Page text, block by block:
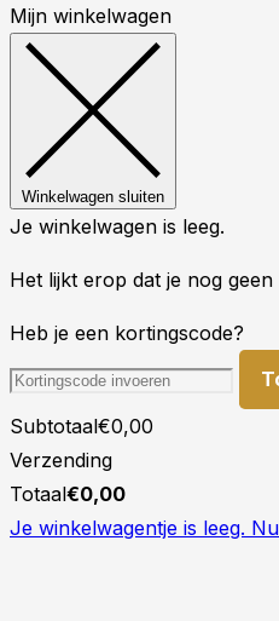
Mijn winkelwagen
Winkelwagen sluiten
Je winkelwagen is leeg.
Het lijkt erop dat je nog
Heb je een kortingscode?
Subtotaal€0,00
Verzending
Totaal€0,00
Je winkelwagentje is leeg.